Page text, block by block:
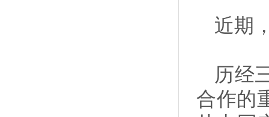
近期
历经
合作的